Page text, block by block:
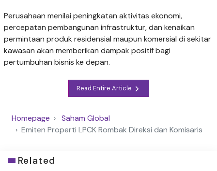
Perusahaan menilai peningkatan aktivitas ekonomi,
percepatan pembangunan infrastruktur, dan kenaikan
permintaan produk residensial maupun komersial di sekitar
kawasan akan memberikan dampak positif bagi
pertumbuhan bisnis ke depan.
Read Entire Article
Homepage
Saham Global
Emiten Properti LPCK Rombak Direksi dan Komisaris
Related